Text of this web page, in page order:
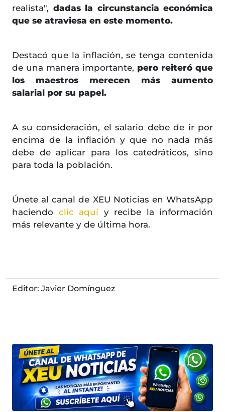
realista", dadas la circunstancia económica
que se atraviesa en este momento.
Destacó que la inflación, se tenga contenida
de una manera importante, pero reiteró que
los maestros merecen más aumento
salarial por su papel.
A su consideración, el salario debe de ir por
encima de la inflación y que no nada más
debe de aplicar para los catedráticos, sino
para toda la población.
Únete al canal de XEU Noticias en WhatsApp
haciendo clic aquí y recibe la información
más relevante y de última hora.
Editor: Javier Domínguez